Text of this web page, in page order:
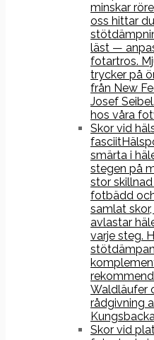
minskar
oss hittar
läst —
fotartros.
trycker på
från New
Josef
hos våra
Skor vid
fasciit
smärta i
stegen på
stor
fotbädd
samlat
avlastar
varje steg.
Waldläufer
rådgivning
Skor vid